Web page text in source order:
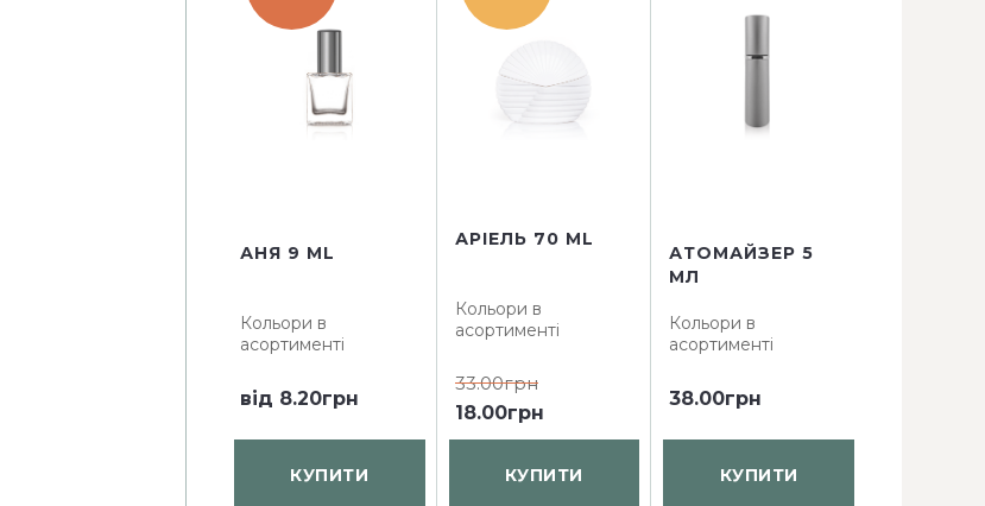
АНЯ 9 ML
Кольори в
асортименті
від 8.20грн
КУПИТИ
АРІЕЛЬ 70 ML
Кольори в
асортименті
33.00грн
18.00грн
КУПИТИ
АТОМАЙЗЕР 5
МЛ
Кольори в
асортименті
38.00грн
КУПИТИ